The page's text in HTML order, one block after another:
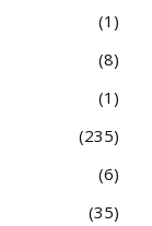
1
8
1
235
6
35